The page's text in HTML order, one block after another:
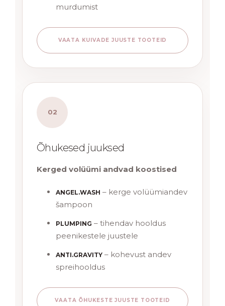
murdumist
VAATA KUIVADE JUUSTE TOOTEID
02
Õhukesed juuksed
Kerged volüümi andvad koostised
ANGEL.WASH – kerge volüümiandev
šampoon
PLUMPING – tihendav hooldus
peenikestele juustele
ANTI.GRAVITY – kohevust andev
spreihooldus
VAATA ÕHUKESTE JUUSTE TOOTEID